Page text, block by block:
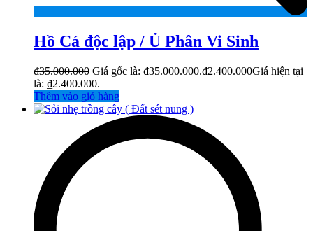
Hồ Cá độc lập / Ủ Phân Vi Sinh
₫35.000.000 Giá gốc là: ₫35.000.000.₫2.400.000Giá hiện tại
là: ₫2.400.000.
Thêm vào giỏ hàng